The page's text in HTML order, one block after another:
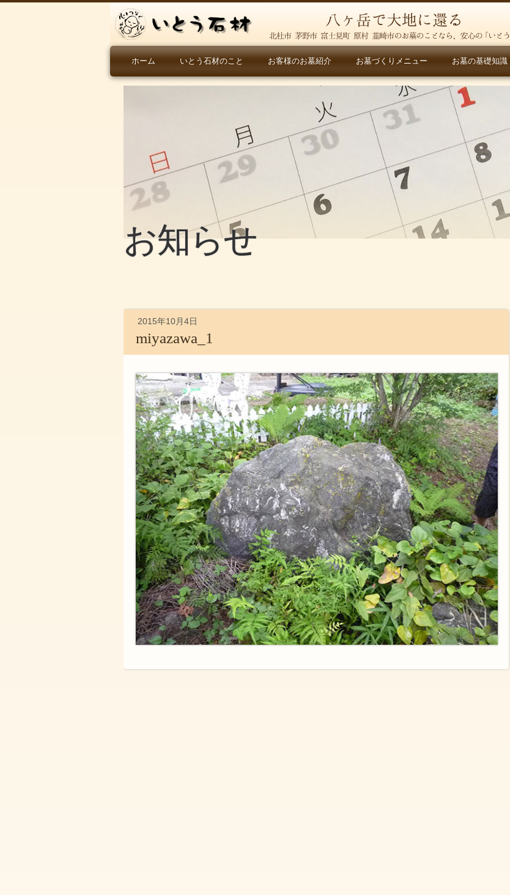
ホーム いとう石材のこと お客様のお墓紹介 お墓づくりメニュー お墓の基礎知識
お知らせ
2015年10月4日
miyazawa_1